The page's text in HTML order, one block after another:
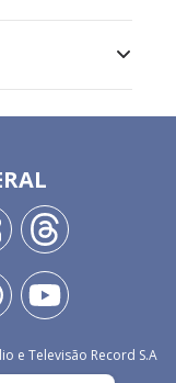
e Televisão Record S.A